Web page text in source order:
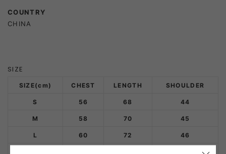
COUNTRY
CHINA
SIZE
SIZE(cm) CHEST LENGTH
SHOULDER
S
56 68
44
M
58 70
45
L
60 72
46